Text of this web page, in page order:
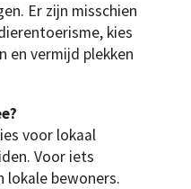
Er zijn misschien
kies
en vermijd plekken
voor lokaal
Voor iets
lokale bewoners.